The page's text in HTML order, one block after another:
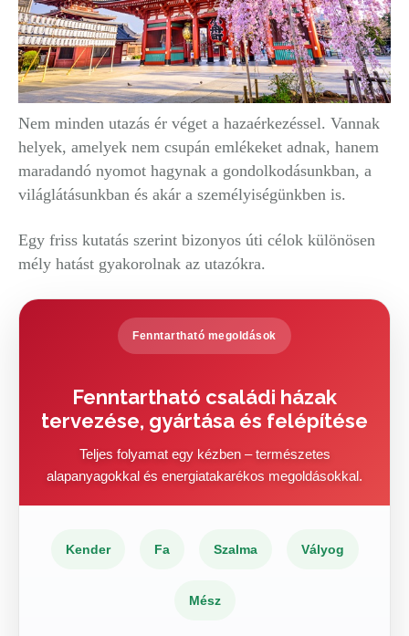
Nem minden utazás ér véget a hazaérkezéssel. Vannak
helyek, amelyek nem csupán emlékeket adnak, hanem
maradandó nyomot hagynak a gondolkodásunkban, a
világlátásunkban és akár a személyiségünkben is.
Egy friss kutatás szerint bizonyos úti célok különösen
mély hatást gyakorolnak az utazókra.
Fenntartható megoldások
Fenntartható családi házak
tervezése, gyártása és felépítése
Teljes folyamat egy kézben – természetes
alapanyagokkal és energiatakarékos megoldásokkal.
Kender Fa Szalma Vályog
Mész